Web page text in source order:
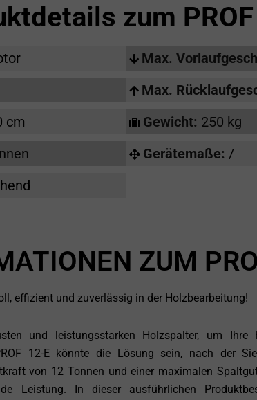
zum
cm
Max.
Max.
Gewicht: 250 kg
Gerätemaße: /
ZUM
effizient und zuverlässig in der Holzbearbeitung!
und leistungsstarken Holzspalter, um Ihre
12-E könnte die Lösung sein, nach der
von 12 Tonnen und einer maximalen
Leistung. In dieser ausführlichen